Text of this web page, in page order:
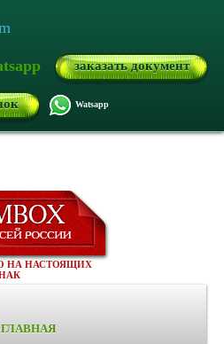
заказать документ
Watsapp
НА НАСТОЯЩИХ
ГЛАВНАЯ